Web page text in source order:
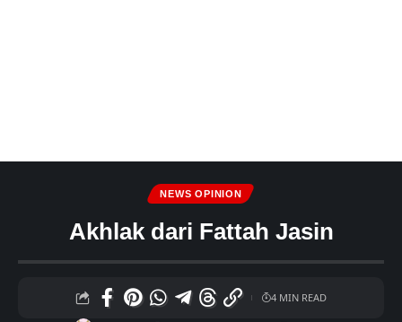
NEWS OPINION
Akhlak dari Fattah Jasin
4 MIN READ